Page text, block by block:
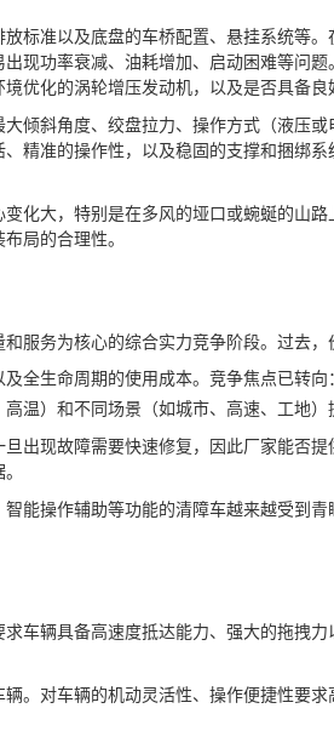
标准以及底盘的车桥配置、悬挂系统等
现功率衰减、油耗增加、启动困难等问
优化的涡轮增压发动机，以及是否具备良
倾斜角度、绞盘拉力、操作方式（液压
精准的操作性，以及稳固的支撑和捆绑
化大，特别是在多风的垭口或蜿蜒的山
局的合理性。
服务为核心的综合实力竞争阶段。过去
全生命周期的使用成本。竞争焦点已转向：
温）和不同场景（如城市、高速、工地）
出现故障需要快速修复，因此厂家能否
能操作辅助等功能的清障车越来越受到
车辆具备高速度抵达能力、强大的拖拽
。对车辆的机动灵活性、操作便捷性要